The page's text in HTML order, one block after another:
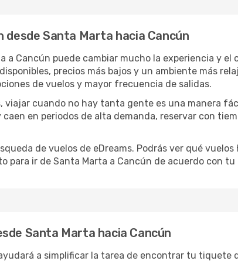
desde Santa Marta hacia Cancún
a Cancún puede cambiar mucho la experiencia y
precios más bajos y un ambiente más
de vuelos y mayor frecuencia de salidas.
cuando no hay tanta gente es una manera
en periodos de alta demanda, reservar con
de vuelos de eDreams. Podrás ver qué
para ir de Santa Marta a Cancún de acuerdo con tu
Santa Marta hacia Cancún
a simplificar la tarea de encontrar tu tiquete